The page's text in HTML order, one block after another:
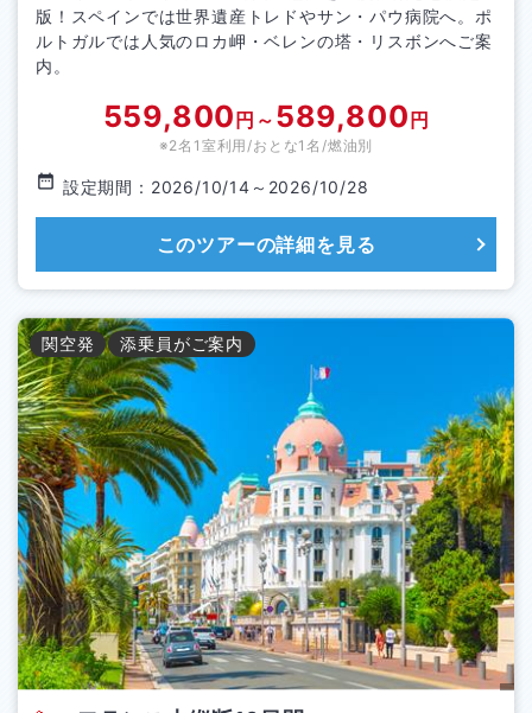
版！スペインでは世界遺産トレドやサン・パウ病院へ。ポ
ルトガルでは人気のロカ岬・ベレンの塔・リスボンへご案
内。
559,800 円～ 589,800 円
※2名1室利用/おとな1名/燃油別
設定期間： 2026/10/14 ～ 2026/10/28
このツアーの詳細を見る
関空発 添乗員がご案内